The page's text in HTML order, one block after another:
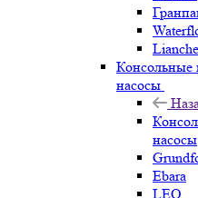
Консольные
насосы
насосы
Ebara
LEO